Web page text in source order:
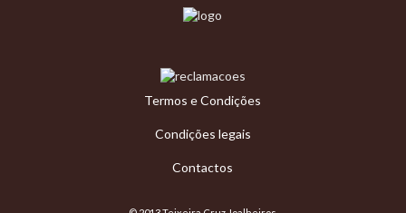
Termos e Condições
Condições legais
Contactos